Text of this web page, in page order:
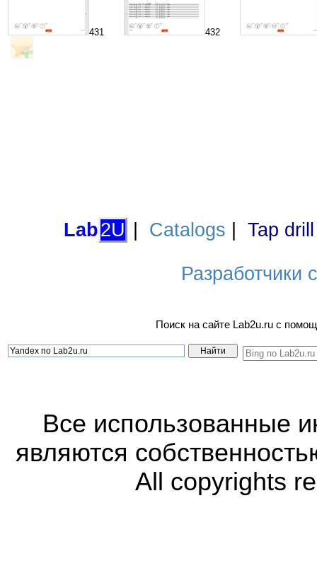
431 432
Lab2U Catalogs Tap
Разработчики
Поиск на сайте Lab2u.ru с
Все использованные
являются
All copyrights